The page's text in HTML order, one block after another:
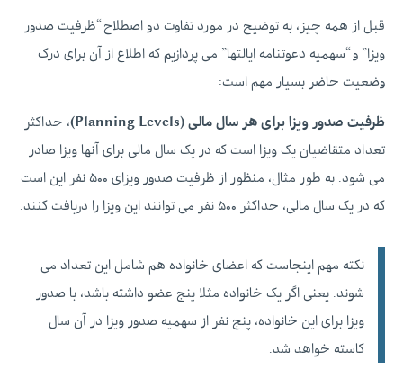
قبل از همه چیز، به توضیح در مورد تفاوت دو اصطلاح “ظرفیت صدور
ویزا” و “سهمیه دعوتنامه ایالتها” می پردازیم که اطلاع از آن برای درک
وضعیت حاضر بسیار مهم است:
ظرفیت صدور ویزا برای هر سال مالی (Planning Levels)
، حداکثر
تعداد متقاضیان یک ویزا است که در یک سال مالی برای آنها ویزا صادر
می شود. به طور مثال، منظور از ظرفیت صدور ویزای ۵۰۰ نفر این است
که در یک سال مالی، حداکثر ۵۰۰ نفر می توانند این ویزا را دریافت کنند.
نکته مهم اینجاست که اعضای خانواده هم شامل این تعداد می
شوند. یعنی اگر یک خانواده مثلا پنج عضو داشته باشد، با صدور
ویزا برای این خانواده، پنج نفر از سهمیه صدور ویزا در آن سال
کاسته خواهد شد.